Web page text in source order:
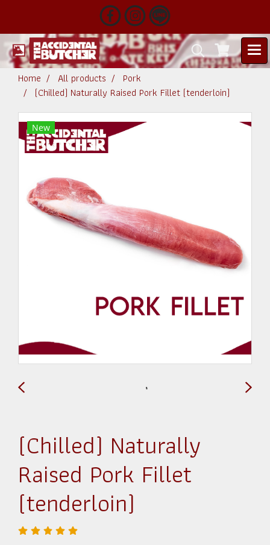
Home All products
Pork
(Chilled) Naturally Raised Pork Fillet (tenderloin)
New
(Chilled) Naturally
Raised Pork Fillet
(tenderloin)